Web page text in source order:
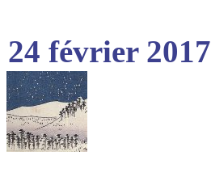
24 février 2017